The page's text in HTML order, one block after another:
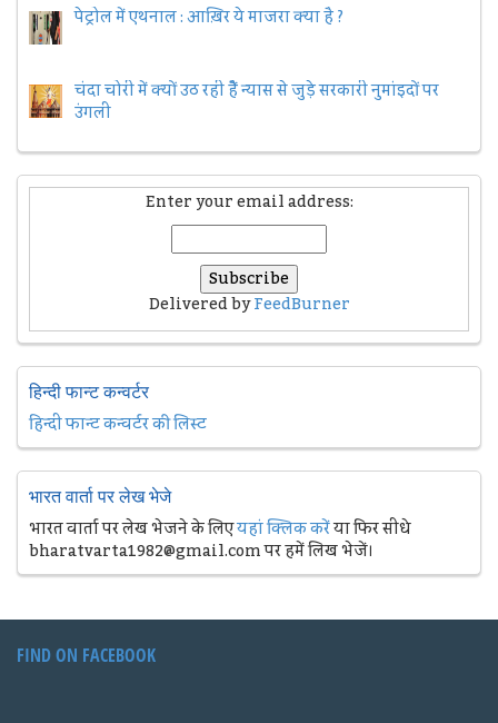
पेट्रोल में एथनाल : आख़िर ये माजरा क्या है ?
चंदा चोरी में क्यों उठ रही हैैं न्यास से जुड़े सरकारी नुमांइदों पर
उंगली
Enter your email address:
Delivered byFeedBurner
हिन्दी फान्ट कन्वर्टर
हिन्दी फान्ट कन्वर्टर की लिस्ट
भारत वार्ता पर लेख भेजे
भारत वार्ता पर लेख भेजने के लिएयहां क्लिक करेंया फिर सीधे
bharatvarta1982@gmail.com पर हमें लिख भेजें।
FIND ON FACEBOOK